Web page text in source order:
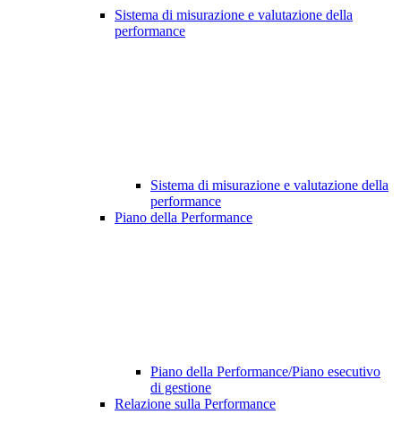
Sistema di misurazione e valutazione della
performance
Sistema di misurazione e valutazione della
performance
Piano della Performance
Piano della Performance/Piano esecutivo
di gestione
Relazione sulla Performance